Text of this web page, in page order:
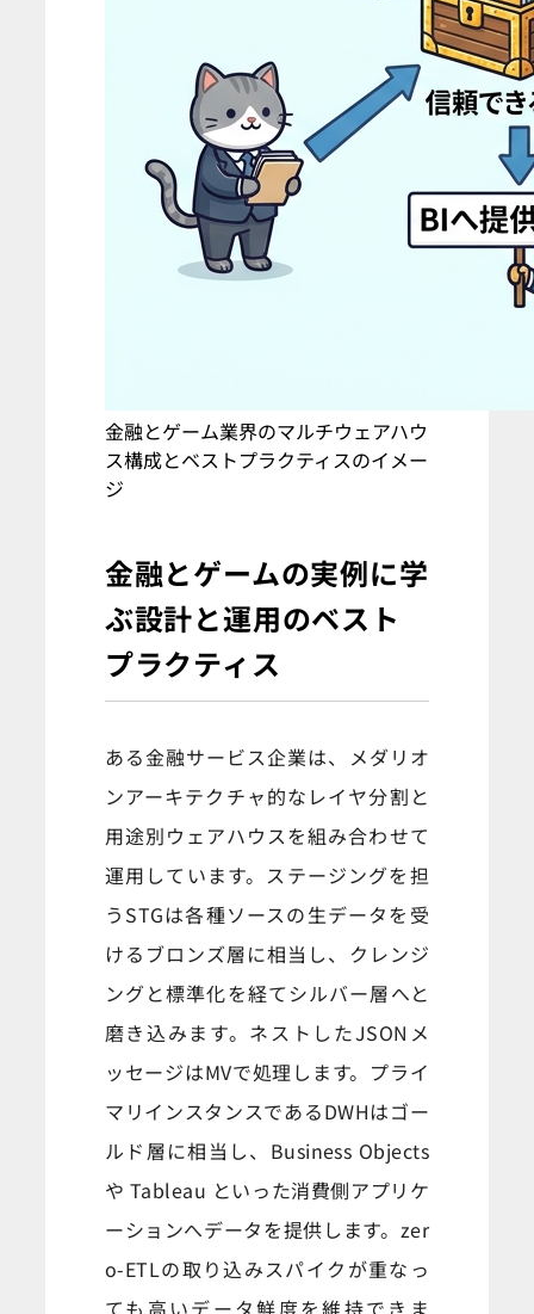
金融とゲーム業界のマルチウェアハウ
ス構成とベストプラクティスのイメー
ジ
金融とゲームの実例に学
ぶ設計と運用のベスト
プラクティス
ある金融サービス企業は、メダリオ
ンアーキテクチャ的なレイヤ分割と
用途別ウェアハウスを組み合わせて
運用しています。ステージングを担
うSTGは各種ソースの生データを受
けるブロンズ層に相当し、クレンジ
ングと標準化を経てシルバー層へと
磨き込みます。ネストしたJSONメ
ッセージはMVで処理します。プライ
マリインスタンスであるDWHはゴー
ルド層に相当し、Business Objects
や Tableau といった消費側アプリケ
ーションへデータを提供します。zer
o-ETLの取り込みスパイクが重なっ
ても高いデータ鮮度を維持できま